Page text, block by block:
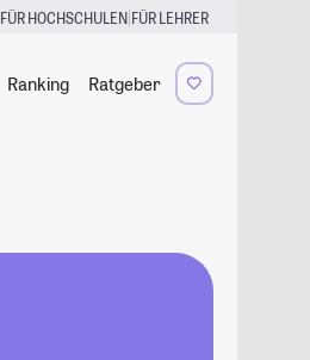
FÜR HOCHSCHULEN|FÜR LEHRER
Ranking Ratgeber